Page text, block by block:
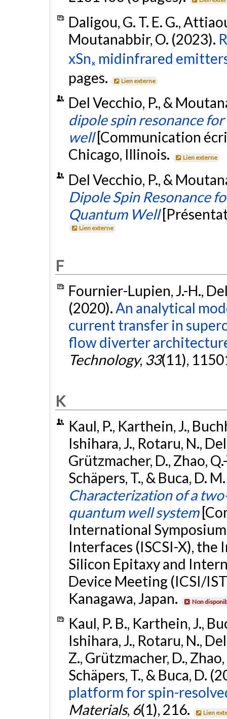
Daligou, G. T. E. G.,
Moutanabbir, O. (2023).
xSnₓ midinfrared
pages.
Lien externe
Del Vecchio, P., &
dipole spin resonance
well [Communication
Chicago, Illinois.
Lien externe
Del Vecchio, P., &
Dipole Spin Resonance
Quantum Well
Lien externe
F
Fournier-Lupien, J.-H.,
(2020).An analytical
current transfer in
flow diverter
Technology, 33(11),
K
Kaul, P., Karthein, J.,
Ishihara, J., Rotaru, N.,
Grützmacher, D., Zhao,
Schäpers, T., & Buca, D.
Characterization of a
quantum well system
International
Interfaces (ISCSI-X),
Silicon Epitaxy and
Device Meeting (ICSI/
Kanagawa, Japan.
Non
Kaul, P. B., Karthein, J.,
Ishihara, J., Rotaru, N.,
Z., Grützmacher, D.,
Schäpers, T., & Buca, D.
platform for spin-
Materials, 6(1), 216. Lien